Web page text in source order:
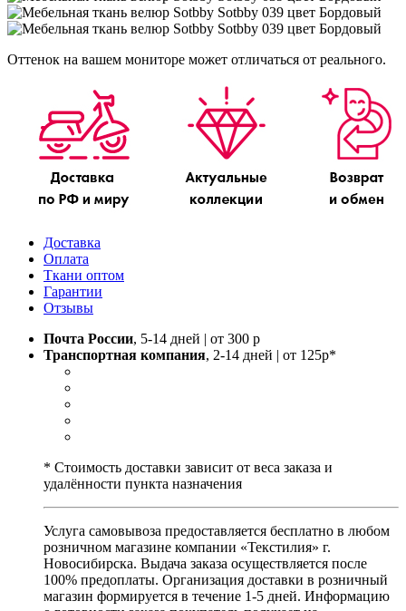
Оттенок на вашем мониторе может отличаться от реального.
Доставка
Оплата
Ткани оптом
Гарантии
Отзывы
Почта России, 5-14 дней | от 300 р
Транспортная компания, 2-14 дней | от 125р*
* Стоимость доставки зависит от веса заказа и
удалённости пункта назначения
Услуга самовывоза предоставляется бесплатно в любом
розничном магазине компании «Текстилия» г.
Новосибирска. Выдача заказа осуществляется после
100% предоплаты. Организация доставки в розничный
магазин формируется в течение 1-5 дней. Информацию